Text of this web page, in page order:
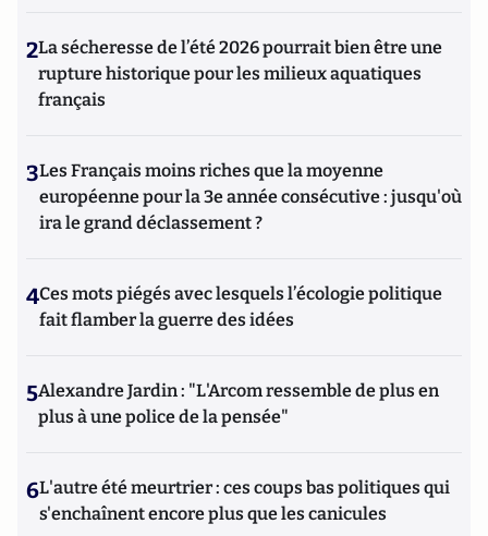
2La sécheresse de l’été 2026 pourrait bien être une
rupture historique pour les milieux aquatiques
français
3Les Français moins riches que la moyenne
européenne pour la 3e année consécutive : jusqu'où
ira le grand déclassement ?
4Ces mots piégés avec lesquels l’écologie politique
fait flamber la guerre des idées
5Alexandre Jardin : "L'Arcom ressemble de plus en
plus à une police de la pensée"
6L'autre été meurtrier : ces coups bas politiques qui
s'enchaînent encore plus que les canicules